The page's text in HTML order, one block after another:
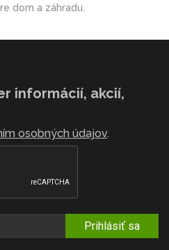
dom a záhradu.
informácií, akcií,
osobných údajov.
Prihlásiť sa